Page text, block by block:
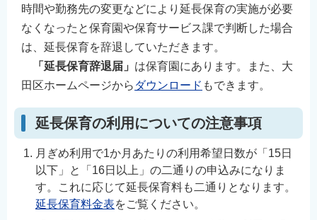
時間や勤務先の変更などにより延長保育の実施が必要
なくなったと保育園や保育サービス課で判断した場合
は、延長保育を辞退していただきます。
「延長保育辞退届」 は保育園にあります。また、大
田区ホームページから ダウンロード もできます。
延長保育の利用についての注意事項
月ぎめ利用で1か月あたりの利用希望日数が「15日
以下」と「16日以上」の二通りの申込みになりま
す。これに応じて延長保育料も二通りとなります。
延長保育料金表をご覧ください。